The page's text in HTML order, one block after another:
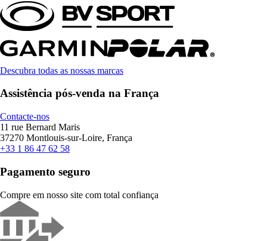
Descubra todas as nossas marcas
Assistência pós-venda na França
Contacte-nos
11 rue Bernard Maris
37270 Montlouis-sur-Loire, França
+33 1 86 47 62 58
Pagamento seguro
Compre em nosso site com total confiança